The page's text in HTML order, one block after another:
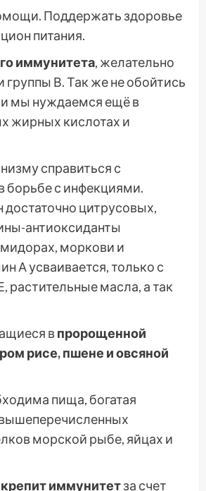
Поддержать здоровье
питания.
иммунитета, желательно
В. Так же не обойтись
мы нуждаемся ещё в
жирных кислотах и
справиться с
борьбе с инфекциями.
цитрусовых,
антиоксиданты
моркови и
А усваивается, только с
масла, а так
впророщенной
рисе, пшене и овсяной
пища, богатая
морской рыбе, яйцах и
иммунитетза счет